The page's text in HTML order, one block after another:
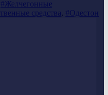
#Желчегонные
средства, #Одестон